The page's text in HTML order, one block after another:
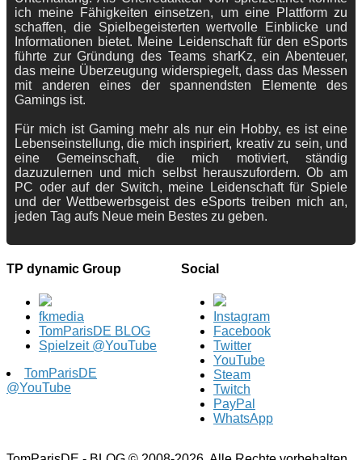
ich meine Fähigkeiten einsetzen, um eine Plattform zu
schaffen, die Spielbegeisterten wertvolle Einblicke und
Informationen bietet. Meine Leidenschaft für den eSports
führte zur Gründung des Teams sharKz, ein Abenteuer,
das meine Überzeugung widerspiegelt, dass das Messen
mit anderen eines der spannendsten Elemente des
Gamings ist.
Für mich ist Gaming mehr als nur ein Hobby, es ist eine
Lebenseinstellung, die mich inspiriert, kreativ zu sein, und
eine Gemeinschaft, die mich motiviert, ständig
dazuzulernen und mich selbst herauszufordern. Ob am
PC oder auf der Switch, meine Leidenschaft für Spiele
und der Wettbewerbsgeist des eSports treiben mich an,
jeden Tag aufs Neue mein Bestes zu geben.
TP dynamic Group
fkmedia
TomParisDE BLOG
Spielzeit @YouTube
TomParisDE
@YouTube
Social
Instagram
Facebook
Twitter
YouTube
Steam
Twitch
PayPal
WhatsApp